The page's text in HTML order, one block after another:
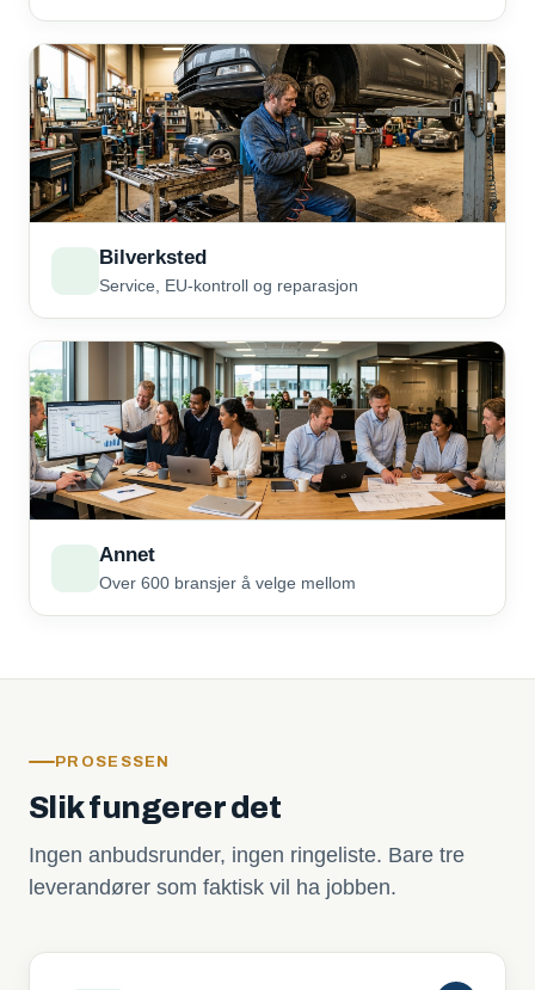
Bilverksted
Service, EU-kontroll og reparasjon
Annet
Over 600 bransjer å velge mellom
PROSESSEN
Slik fungerer det
Ingen anbudsrunder, ingen ringeliste. Bare tre
leverandører som faktisk vil ha jobben.